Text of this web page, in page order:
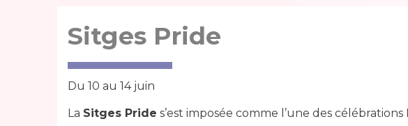
Sitges Pride
Du 10 au 14 juin
La Sitges Pride s’est imposée comme l’une des célébrations